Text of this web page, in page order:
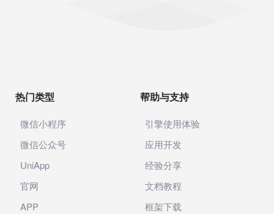
热门类型
微信小程序
微信公众号
UniApp
官网
APP
帮助与支持
引擎使用体验
应用开发
经验分享
文档教程
框架下载